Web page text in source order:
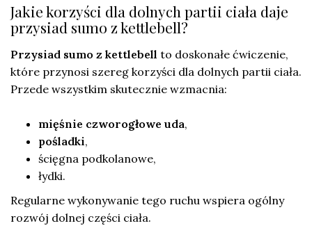
Jakie korzyści dla dolnych partii ciała daje
przysiad sumo z kettlebell?
Przysiad sumo z kettlebell to doskonałe ćwiczenie,
które przynosi szereg korzyści dla dolnych partii ciała.
Przede wszystkim skutecznie wzmacnia:
mięśnie czworogłowe uda,
pośladki,
ścięgna podkolanowe,
łydki.
Regularne wykonywanie tego ruchu wspiera ogólny
rozwój dolnej części ciała.